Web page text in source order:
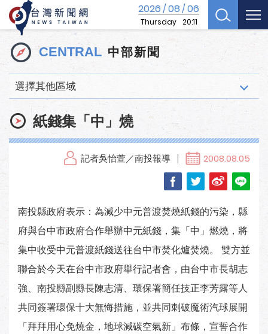
2026/08/06
Thursday 20:11
CENTRAL 中部新聞
選擇其他區域
紙錢集「中」燒
記者吳怡萱／南投報導 2008.08.05
南投縣政府表示：為減少中元普渡焚燒紙錢的污染，縣
府與台中市政府合作舉辦中元紙錢，集「中」燃燒，將
集中收受中元普渡紙錢送往台中市焚化爐焚燒。 雙方並
聯合於今天在台中市政府舉行記者會，由台中市長胡志
強、南投縣副縣長陳志清、環保署簡任技正李芳露等人
共同簽署環保十大無悔措施，並共同刺破魔術汽球展開
「拜拜用心免燒金，地球減碳空氣新」布條，宣誓合作